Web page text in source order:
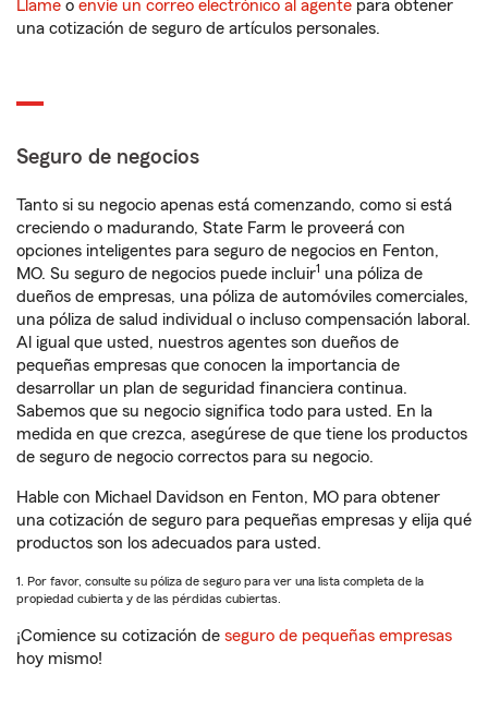
Llame o envíe un correo electrónico al agente para obtener
una cotización de seguro de artículos personales.
Seguro de negocios
Tanto si su negocio apenas está comenzando, como si está
creciendo o madurando, State Farm le proveerá con
opciones inteligentes para seguro de negocios en Fenton,
MO. Su seguro de negocios puede incluir1 una póliza de
dueños de empresas, una póliza de automóviles comerciales,
una póliza de salud individual o incluso compensación laboral.
Al igual que usted, nuestros agentes son dueños de
pequeñas empresas que conocen la importancia de
desarrollar un plan de seguridad financiera continua.
Sabemos que su negocio significa todo para usted. En la
medida en que crezca, asegúrese de que tiene los productos
de seguro de negocio correctos para su negocio.
Hable con Michael Davidson en Fenton, MO para obtener
una cotización de seguro para pequeñas empresas y elija qué
productos son los adecuados para usted.
1. Por favor, consulte su póliza de seguro para ver una lista completa de la
propiedad cubierta y de las pérdidas cubiertas.
¡Comience su cotización de seguro de pequeñas empresas
hoy mismo!